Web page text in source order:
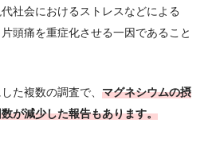
社会におけるストレスなどによる
頭痛を重症化させる一因であること
た複数の調査で、 マグネシウムの摂
が減少した報告もあります。